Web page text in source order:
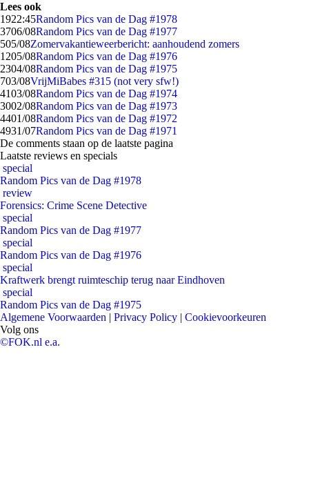
Lees ook
1922:45Random Pics van de Dag #1978
3706/08Random Pics van de Dag #1977
505/08Zomervakantieweerbericht: aanhoudend zomers
1205/08Random Pics van de Dag #1976
2304/08Random Pics van de Dag #1975
703/08VrijMiBabes #315 (not very sfw!)
4103/08Random Pics van de Dag #1974
3002/08Random Pics van de Dag #1973
4401/08Random Pics van de Dag #1972
4931/07Random Pics van de Dag #1971
De comments staan op de laatste pagina
Laatste reviews en specials
special
Random Pics van de Dag #1978
review
Forensics: Crime Scene Detective
special
Random Pics van de Dag #1977
special
Random Pics van de Dag #1976
special
Kraftwerk brengt ruimteschip terug naar Eindhoven
special
Random Pics van de Dag #1975
Algemene Voorwaarden | Privacy Policy | Cookievoorkeuren
Volg ons
©FOK.nl e.a.